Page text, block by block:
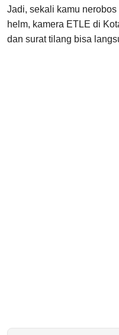
Jadi, sekali kamu
helm, kamera ETLE di
dan surat tilang bisa